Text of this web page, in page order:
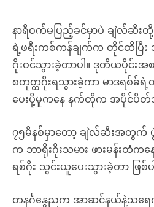
နာရီဝက်မပြည့်ခင်မှာပဲ ချဲလ်ဆီး
ရဲ့ဖရီးကစ်ကန်ချက်က တိုင်ထိပြီး
ဂိုးဝင်သွားခဲ့တာပါ။ ဒုတိယပိုင်း
စတုတ္ထဂိုးရသွားခဲ့ကာ မာဒရစ်
ပေးပို့မှုကနေ နက်တိုက အပိုင်ပိတ်
၇၅မိနစ်မှာတော့ ချဲလ်ဆီးအတွက်
က ဘာရိုးဂိုးသမား ဖားမန်းထံ
ရစ်ဂိုး သွင်းယူပေးသွားခဲ့တာ ဖြစ်
တနင်္ဂနွေညက အာဆင်နယ်နဲ့သရ